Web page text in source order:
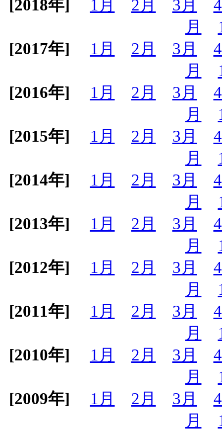
[2018年] 1月 2月 3月
月
[2017年]
1月 2月 3月
月
[2016年]
1月 2月 3月
月
[2015年]
1月 2月 3月
月
[2014年]
1月 2月 3月
月
[2013年]
1月 2月 3月
月
[2012年]
1月 2月 3月
月
[2011年]
1月 2月 3月
月
[2010年]
1月 2月 3月
月
[2009年]
1月 2月 3月
月